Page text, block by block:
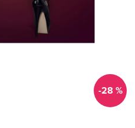
-28 %